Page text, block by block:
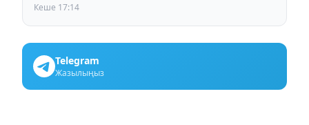
Кеше 17:14
Telegram
Жазылыңыз